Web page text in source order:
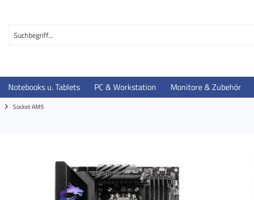
Notebooks u. Tablets PC & Workstation Monitore & Zubehör
Socket AM5